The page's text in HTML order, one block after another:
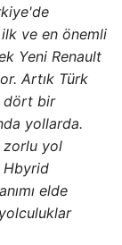
ilk ve en önemli
Yeni Renault
Artık Türk
dört bir
yollarda.
zorlu yol
Hbyrid
elde